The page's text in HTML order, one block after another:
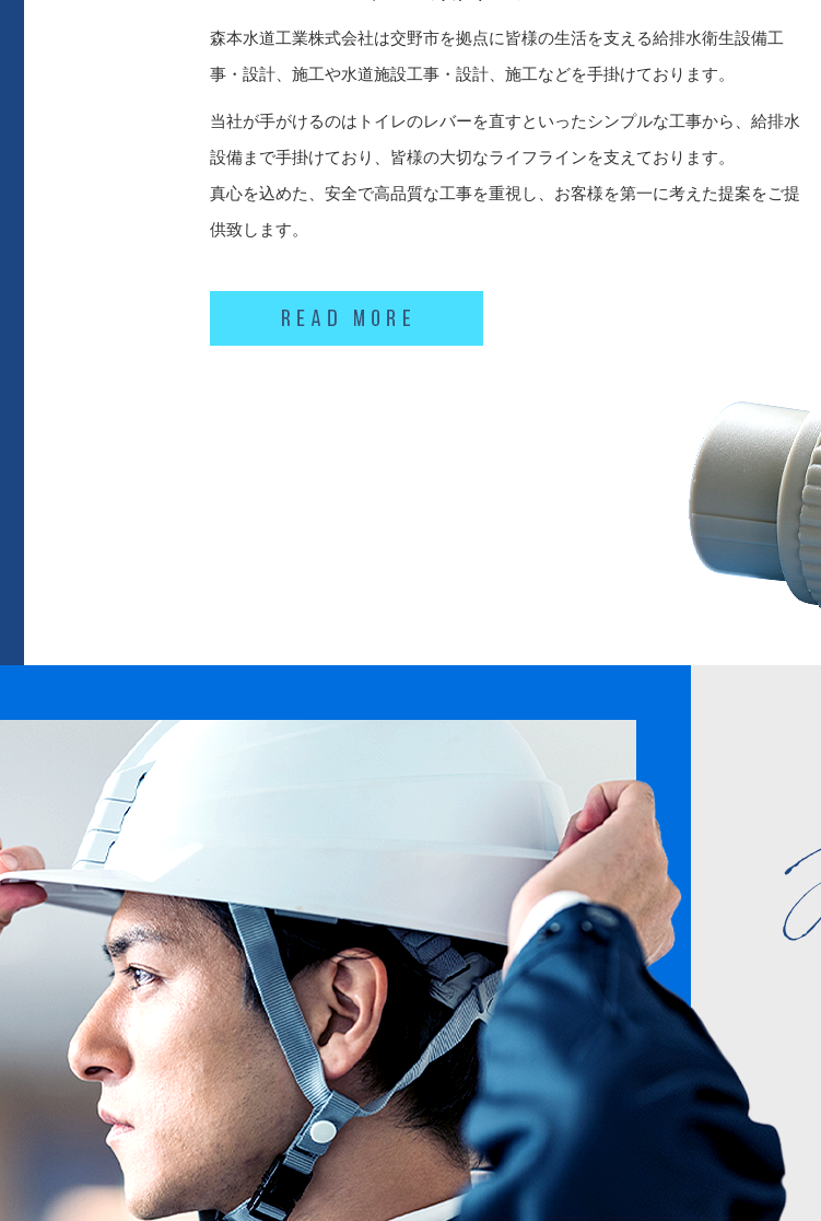
森本水道工業株式会社は交野市を拠点に皆様の生活を支える給排水衛生設備工
事・設計、施工や水道施設工事・設計、施工などを手掛けております。
当社が手がけるのはトイレのレバーを直すといったシンプルな工事から、給排水
設備まで手掛けており、皆様の大切なライフラインを支えております。
真心を込めた、安全で高品質な工事を重視し、お客様を第一に考えた提案をご提
供致します。